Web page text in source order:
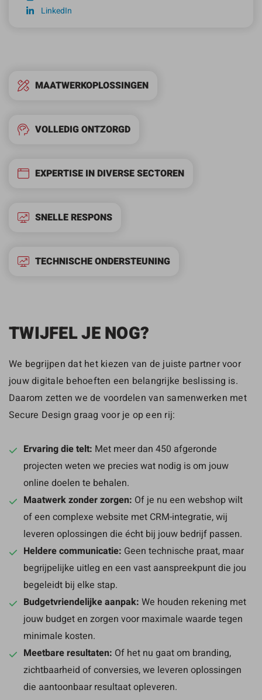
LinkedIn
MAATWERKOPLOSSINGEN
VOLLEDIG ONTZORGD
EXPERTISE IN DIVERSE SECTOREN
SNELLE RESPONS
TECHNISCHE ONDERSTEUNING
TWIJFEL JE NOG?
We begrijpen dat het kiezen van de juiste partner voor
jouw digitale behoeften een belangrijke beslissing is.
Daarom zetten we de voordelen van samenwerken met
Secure Design graag voor je op een rij:
Ervaring die telt: Met meer dan 450 afgeronde
projecten weten we precies wat nodig is om jouw
online doelen te behalen.
Maatwerk zonder zorgen: Of je nu een webshop wilt
of een complexe website met CRM-integratie, wij
leveren oplossingen die écht bij jouw bedrijf passen.
Heldere communicatie: Geen technische praat, maar
begrijpelijke uitleg en een vast aanspreekpunt die jou
begeleidt bij elke stap.
Budgetvriendelijke aanpak: We houden rekening met
jouw budget en zorgen voor maximale waarde tegen
minimale kosten.
Meetbare resultaten: Of het nu gaat om branding,
zichtbaarheid of conversies, we leveren oplossingen
die aantoonbaar resultaat opleveren.